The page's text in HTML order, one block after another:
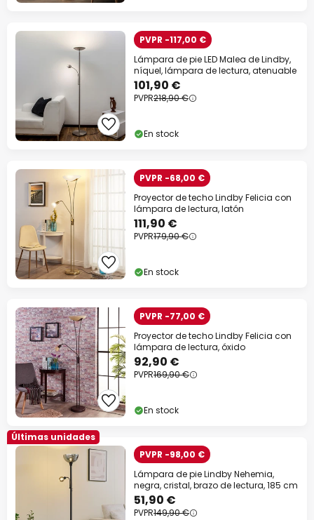
PVPR -117,00 €
Lámpara de pie LED Malea de Lindby,
níquel, lámpara de lectura, atenuable
101,90 €
PVPR218,90 €
En stock
PVPR -68,00 €
Proyector de techo Lindby Felicia con
lámpara de lectura, latón
111,90 €
PVPR179,90 €
En stock
PVPR -77,00 €
Proyector de techo Lindby Felicia con
lámpara de lectura, óxido
92,90 €
PVPR169,90 €
En stock
Últimas unidades
PVPR -98,00 €
Lámpara de pie Lindby Nehemia,
negra, cristal, brazo de lectura, 185 cm
51,90 €
PVPR149,90 €